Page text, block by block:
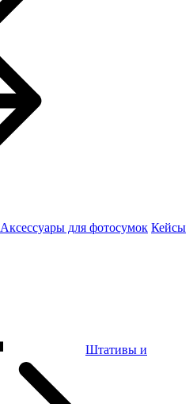
Аксессуары для фотосумок Кейсы
Штативы и